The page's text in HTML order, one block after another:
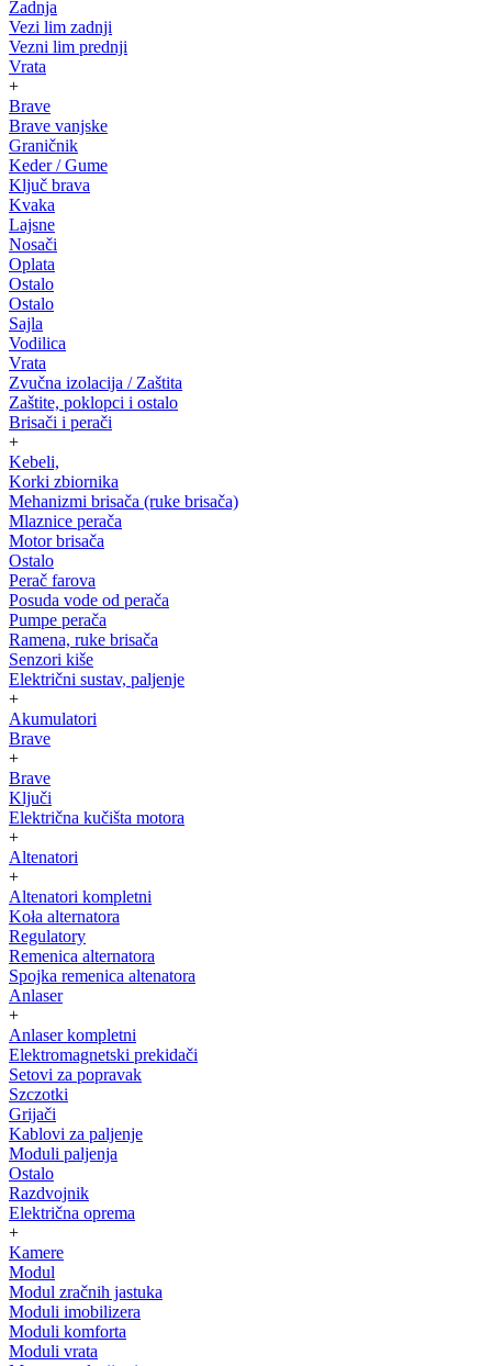
Zadnja
Vezi lim zadnji
Vezni lim prednji
Vrata
+
Brave
Brave vanjske
Graničnik
Keder / Gume
Ključ brava
Kvaka
Lajsne
Nosači
Oplata
Ostalo
Ostalo
Sajla
Vodilica
Vrata
Zvučna izolacija / Zaštita
Zaštite, poklopci i ostalo
Brisači i perači
+
Kebeli,
Korki zbiornika
Mehanizmi brisača (ruke brisača)
Mlaznice perača
Motor brisača
Ostalo
Perač farova
Posuda vode od perača
Pumpe perača
Ramena, ruke brisača
Senzori kiše
Električni sustav, paljenje
+
Akumulatori
Brave
+
Brave
Ključi
Električna kučišta motora
+
Altenatori
+
Altenatori kompletni
Koła alternatora
Regulatory
Remenica alternatora
Spojka remenica altenatora
Anlaser
+
Anlaser kompletni
Elektromagnetski prekidači
Setovi za popravak
Szczotki
Grijači
Kablovi za paljenje
Moduli paljenja
Ostalo
Razdvojnik
Električna oprema
+
Kamere
Modul
Modul zračnih jastuka
Moduli imobilizera
Moduli komforta
Moduli vrata